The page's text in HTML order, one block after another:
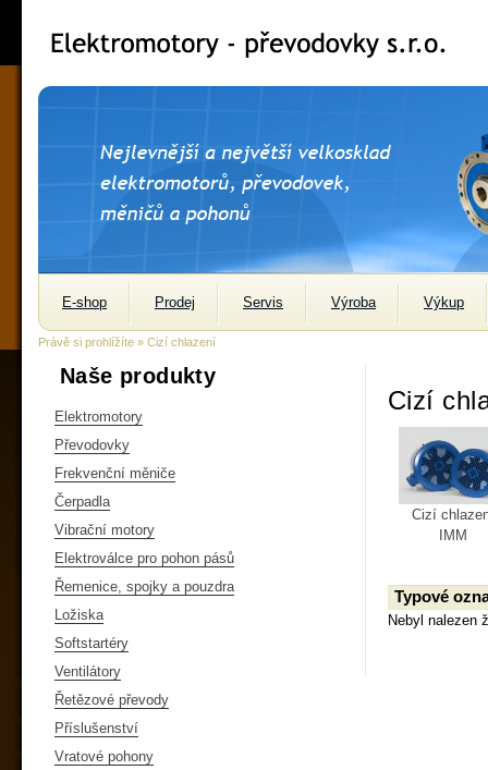
E-shop Prodej Servis Výroba Výkup
Právě si prohlížíte » Cizí chlazení
Naše produkty
Elektromotory
Převodovky
Frekvenční měniče
Čerpadla
Vibrační motory
Elektroválce pro pohon pásů
Řemenice, spojky a pouzdra
Ložiska
Softstartéry
Ventilátory
Řetězové převody
Příslušenství
Vratové pohony
Cizí
Cizí
IMM
Typové
Nebyl nalezen